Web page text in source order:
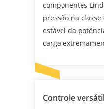
componentes
pressão na
estável da
carga
Controle